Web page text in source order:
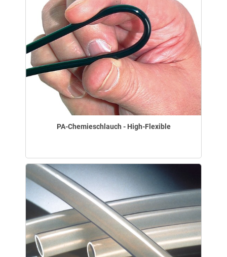
PA-Chemieschlauch - High-Flexible